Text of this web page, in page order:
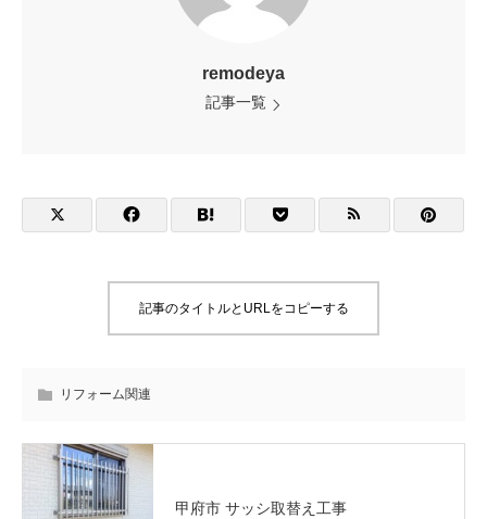
remodeya
記事一覧
記事のタイトルとURLをコピーする
リフォーム関連
甲府市 サッシ取替え工事